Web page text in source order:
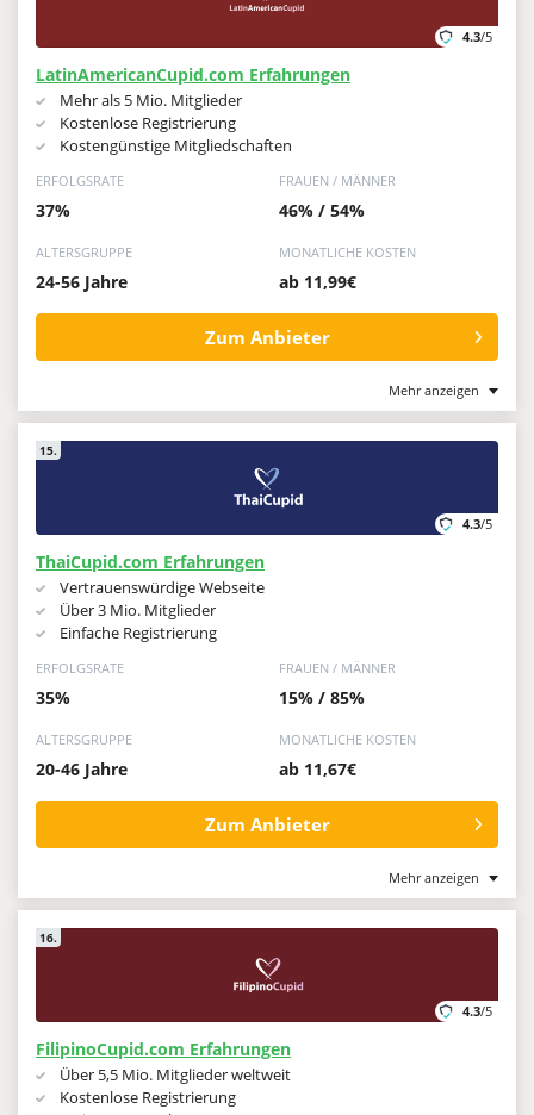
4.3/5
LatinAmericanCupid.com Erfahrungen
Mehr als 5 Mio. Mitglieder
Kostenlose Registrierung
Kostengünstige Mitgliedschaften
ERFOLGSRATE
37%
FRAUEN / MÄNNER
46% / 54%
ALTERSGRUPPE
24-56 Jahre
MONATLICHE KOSTEN
ab 11,99€
Zum Anbieter
Mehr anzeigen
15.
4.3/5
ThaiCupid.com Erfahrungen
Vertrauenswürdige Webseite
Über 3 Mio. Mitglieder
Einfache Registrierung
ERFOLGSRATE
35%
FRAUEN / MÄNNER
15% / 85%
ALTERSGRUPPE
20-46 Jahre
MONATLICHE KOSTEN
ab 11,67€
Zum Anbieter
Mehr anzeigen
16.
4.3/5
FilipinoCupid.com Erfahrungen
Über 5,5 Mio. Mitglieder weltweit
Kostenlose Registrierung